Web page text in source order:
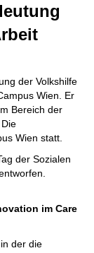
der Volkshilfe
Wien. Er
Bereich der
Wien statt.
der Sozialen
im Care
der die